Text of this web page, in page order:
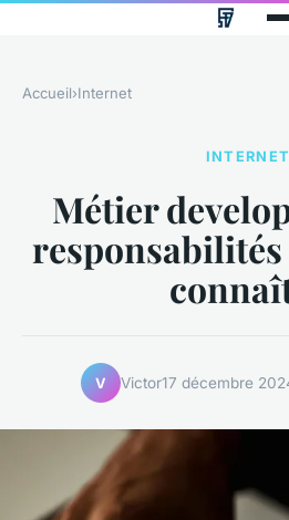
Accueil›Internet
INTERNET
Métier
responsabilités
V Victor17 décembre